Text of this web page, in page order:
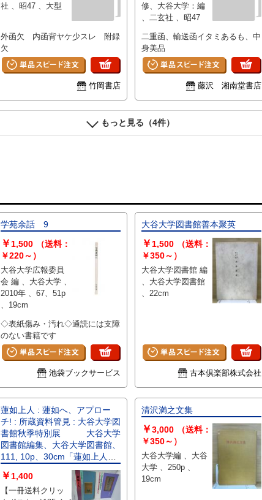
社 、昭47 、大型
外函欠 内函背ヤケ少スレ 附録
欠
竹岡書店
修、大谷大学：編
、二玄社 、昭47
二重函、輸送函イタミあるも、中
身美品
藤沢 湘南堂書店
もっと見る（4件）
学苑余話 9
￥ 1,500
（送料：
￥220～）
大谷大学広報委員
会 編 、大谷大学 、
2010年 、67、51p
、19cm
◇表紙傷み・汚れ◇通読には支障
のない書籍です
池袋ブックサービス
大谷大学図書館善本聚英
￥1,500
（送料：
￥350～）
大谷大学図書館 編
、大谷大学図書館
、22cm
古本倶楽部株式会社
蓮如上人 : 蓮如へ、アプロー
チ! : 所蔵資料管見 : 大谷大学図
書館秋季特別展 大谷大学
図書館編集、大谷大学図書館、
111, 10p、30cm「蓮如上人」
展 大谷大学博物館学課程開設
１０周年記念 真宗大谷派（東
本願寺）宗宝公開 大谷大
￥ 1,400
【一冊送料クリッ
清沢満之文集
￥3,000
（送料：
￥350～）
大谷大学編 、大谷
大学 、250p 、
19cm